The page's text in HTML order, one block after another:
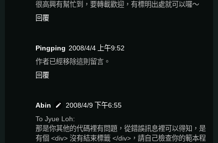
很高興有幫忙到，要轉載歡迎，有標明出處就可以囉～
回覆
Pingping 2008/4/4 上午9:52
作者已經移除這則留言。
回覆
Abin
2008/4/9 下午6:55
To Jyue Loh:
那是你其他的代碼裡有問題，從錯誤訊息裡可以得知，是
有個 <div> 沒有結束標籤 </div>，請自己檢查你的範本程